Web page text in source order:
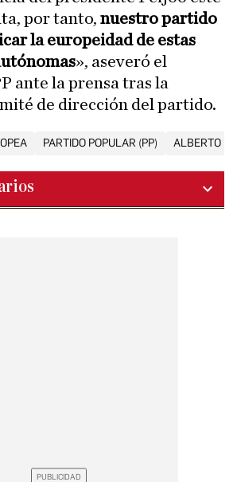
por tanto, nuestro partido
la europeidad de estas
», aseveró el
ante la prensa tras la
de dirección del partido.
PARTIDO POPULAR (PP) ALBERTO